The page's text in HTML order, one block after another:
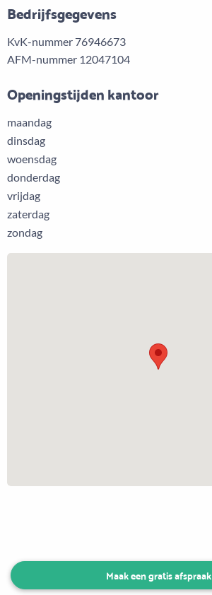
Bedrijfsgegevens
KvK-nummer 76946673
AFM-nummer 12047104
Openingstijden kantoor
maandag
dinsdag
woensdag
donderdag
vrijdag
zaterdag
zondag
Maak een gratis afspraak